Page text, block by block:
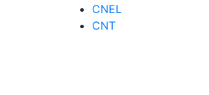
CNEL
CNT